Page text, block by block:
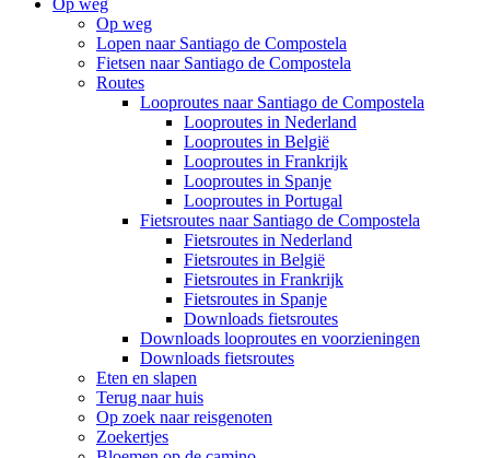
Op weg
Op weg
Lopen naar Santiago de Compostela
Fietsen naar Santiago de Compostela
Routes
Looproutes naar Santiago de Compostela
Looproutes in Nederland
Looproutes in België
Looproutes in Frankrijk
Looproutes in Spanje
Looproutes in Portugal
Fietsroutes naar Santiago de Compostela
Fietsroutes in Nederland
Fietsroutes in België
Fietsroutes in Frankrijk
Fietsroutes in Spanje
Downloads fietsroutes
Downloads looproutes en voorzieningen
Downloads fietsroutes
Eten en slapen
Terug naar huis
Op zoek naar reisgenoten
Zoekertjes